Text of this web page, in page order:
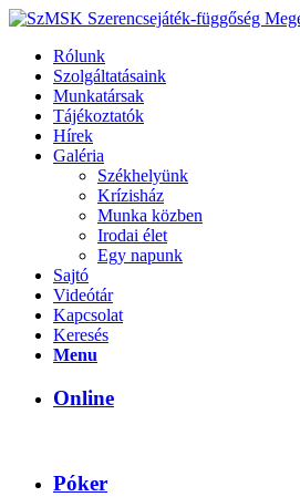
Rólunk
Szolgáltatásaink
Munkatársak
Tájékoztatók
Hírek
Galéria
Székhelyünk
Krízisház
Munka közben
Irodai élet
Egy napunk
Sajtó
Videótár
Kapcsolat
Keresés
Menu
Online
Póker